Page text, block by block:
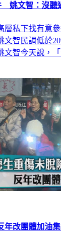
姚文智：沒聽
層私下找有意
文智民調低於
文智今天說，
改團體加油